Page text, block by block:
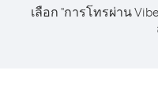
เลือก "การโทรผ่าน